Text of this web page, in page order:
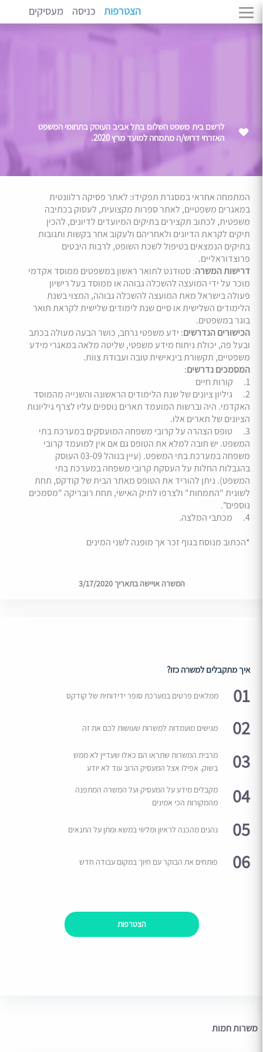
הצטרפות כניסה מעסיקים
לרשם בית משפט השלום בתל אביב העוסק בתחומי המשפט
האזרחי דרוש/ה מתמחה למועד מרץ 2020.
המתמחה אחראי במסגרת תפקידו: לאתר פסיקה רלוונטית
במאגרים משפטיים, לאתר ספרות מקצועית, לעסוק בכתיבה
משפטית, לכתוב תקצירים בתיקים המיועדים לדיונים, להכין
תיקים לקראת הדיונים ולאחריהם ולעקוב אחר בקשות ותגובות
בתיקים הנמצאים בטיפול לשכת השופט, לרבות היבטים
פרוצדוראליים.
דרישות המשרה: סטודנט לתואר ראשון במשפטים ממוסד אקדמי
מוכר על ידי המועצה להשכלה גבוהה או ממוסד בעל רישיון
פעולה בישראל מאת המועצה להשכלה גבוהה, המצוי בשנת
הלימודים השלישית או סיים שנת לימודים שלישית לקראת תואר
בוגר במשפטים.
הכישורים הנדרשים: ידע משפטי נרחב, כושר הבעה מעולה בכתב
ובעל פה, יכולת ניתוח מידע משפטי, שליטה מלאה במאגרי מידע
משפטיים, תקשורת בינאישית טובה ועבודת צוות.
המסמכים נדרשים:
1. קורות חיים
2. גיליון ציונים של שנת הלימודים הראשונה והשנייה מהמוסד
האקדמי. היה וברשות המועמד תארים נוספים עליו לצרף גיליונות
הציונים של תארים אלו.
3. טופס הצהרה על קרובי משפחה המועסקים במערכת בתי
המשפט. יש חובה למלא את הטופס גם אם אין למועמד קרובי
משפחה במערכת בתי המשפט. (עיין בנוהל 03-09 העוסק
בהגבלות החלות על העסקת קרובי משפחה במערכת בתי
המשפט). ניתן להוריד את הטופס מאתר הבית של קודקס, תחת
לשונית "התמחות" ולצרפו לתיק האישי, תחת רובריקה "מסמכים
נוספים".
4. מכתבי המלצה.
*הכתוב מנוסח בגוף זכר אך מופנה לשני המינים
המשרה אויישה בתאריך 3/17/2020
איך מתקבלים למשרה כזו?
01 ממלאים פרטים במערכת סופר ידידותית של קודקס
02 מגישים מועמדות למשרות שעושות לכם את זה
03
מרבית המשרות שתראו הם כאלו שעדיין לא ממש
בשוק. אפילו אצל המעסיק הרוב עוד לא יודע
04
מקבלים מידע על המעסיק ועל המשרה המתפנה
מהמקורות הכי אמינים
05 נהנים מהכנה לראיון ומליווי במשא ומתן על התנאים
06 פותחים את הבוקר עם חיוך במקום עבודה חדש
הצטרפות
משרות חמות